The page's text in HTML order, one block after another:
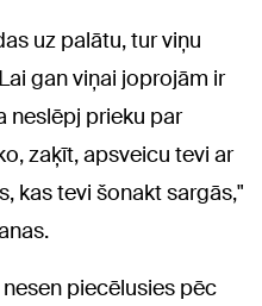
uz palātu, tur viņu
gan viņai joprojām ir
neslēpj prieku par
zaķīt, apsveicu tevi ar
kas tevi šonakt sargās,"
piecēlusies pēc